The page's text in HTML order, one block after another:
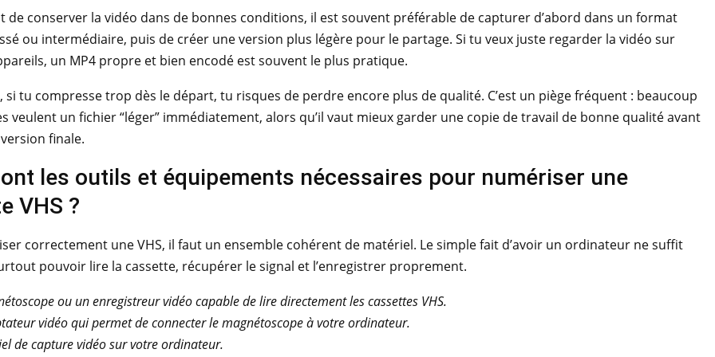
de conserver la vidéo dans de bonnes conditions, il est souvent préférable de capturer d’abord dans un format
ou intermédiaire, puis de créer une version plus légère pour le partage. Si tu veux juste regarder la vidéo sur
un MP4 propre et bien encodé est souvent le plus pratique.
si tu compresse trop dès le départ, tu risques de perdre encore plus de qualité. C’est un piège fréquent : beaucoup
veulent un fichier “léger” immédiatement, alors qu’il vaut mieux garder une copie de travail de bonne qualité avant
finale.
les outils et équipements nécessaires pour numériser une
VHS ?
correctement une VHS, il faut un ensemble cohérent de matériel. Le simple fait d’avoir un ordinateur ne suffit
pouvoir lire la cassette, récupérer le signal et l’enregistrer proprement.
ou un enregistreur vidéo capable de lire directement les cassettes VHS.
vidéo qui permet de connecter le magnétoscope à votre ordinateur.
de capture vidéo sur votre ordinateur.